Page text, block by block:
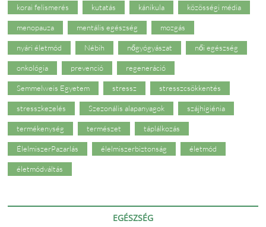
korai felismerés kutatás kánikula közösségi média
menopauza mentális egészség mozgás
nyári életmód Nébih nőgyógyászat női egészség
onkológia prevenció regeneráció
Semmelweis Egyetem stressz stresszcsökkentés
stresszkezelés Szezonális alapanyagok szájhigiénia
termékenység természet táplálkozás
ÉlelmiszerPazarlás élelmiszerbiztonság életmód
életmódváltás
EGÉSZSÉG